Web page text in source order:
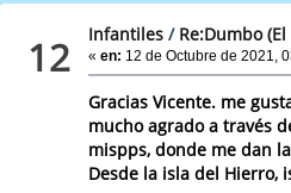
12 Infantiles / Re:Dumbo
«en: 12 de Octubre de 2021,
Gracias Vicente. me
mucho agrado a través
mispps, donde me dan
Desde la isla del Hierro,